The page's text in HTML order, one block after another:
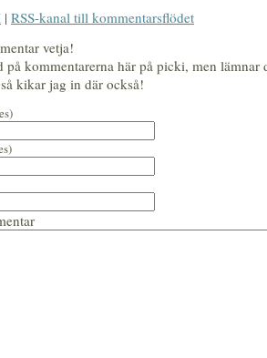
| RSS-kanal till kommentarsflödet
vetja!
på kommentarerna här på picki, men lämnar
kikar jag in där också!